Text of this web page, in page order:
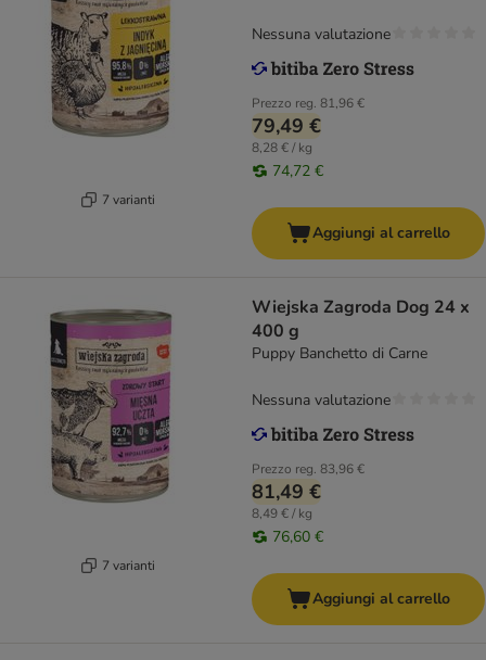
7 varianti
Prezzo reg. 81,96 €
79,49 €
8,28 € / kg
74,72 €
Nessuna valutazione
Aggiungi al carrello
7 varianti
Wiejska Zagroda Dog 24 x
400 g
Puppy Banchetto di Carne
Prezzo reg. 83,96 €
81,49 €
8,49 € / kg
76,60 €
Nessuna valutazione
Aggiungi al carrello